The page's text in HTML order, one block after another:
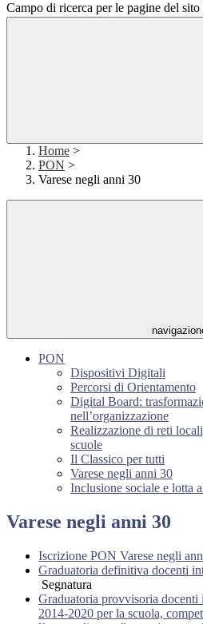
Campo di ricerca per le pagine del sito
Home >
PON >
Varese negli anni 30
PON
Dispositivi Digitali
Percorsi di Orientamento
Digital Board:
nell’organizzazione
Realizzazione di reti
scuole
Il Classico per tutti
Varese negli anni 30
Inclusione sociale e lotta
Varese negli anni 30
Iscrizione PON Varese negli
Graduatoria definitiva docenti
Segnatura
Graduatoria provvisoria docenti
2014-2020 per la scuola,